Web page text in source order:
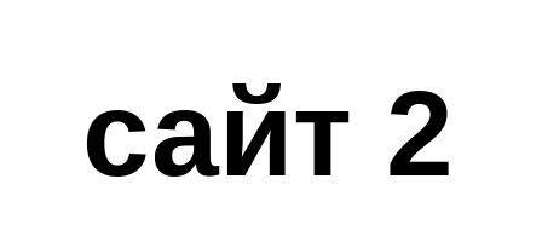
сайт 2